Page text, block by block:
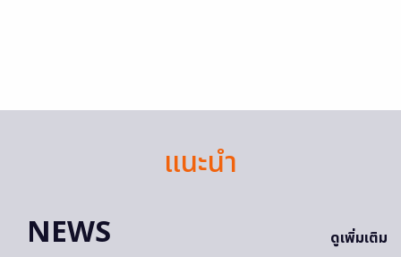
แนะนำ
NEWS
ดูเพิ่มเติม